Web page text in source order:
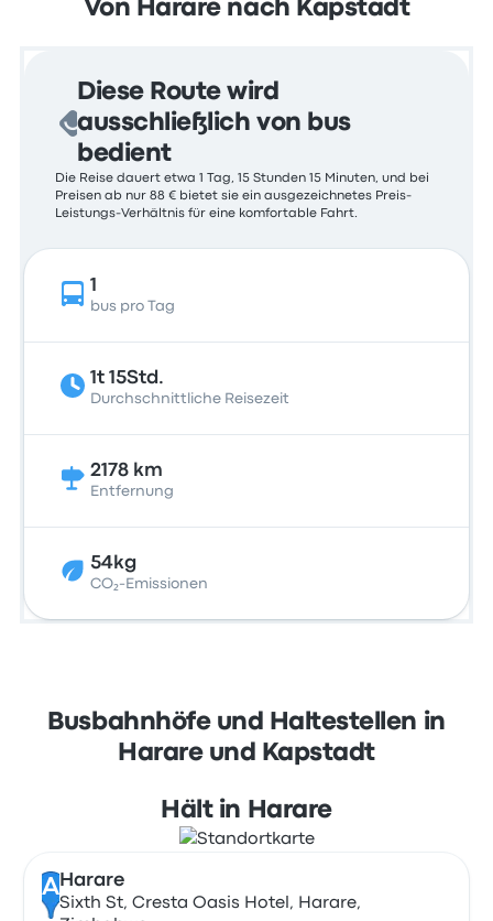
Von Harare nach Kapstadt
Diese Route wird
ausschließlich von bus
bedient
Die Reise dauert etwa 1 Tag, 15 Stunden 15 Minuten, und bei
Preisen ab nur 88 € bietet sie ein ausgezeichnetes Preis-
Leistungs-Verhältnis für eine komfortable Fahrt.
1
bus pro Tag
1t 15Std.
Durchschnittliche Reisezeit
2178 km
Entfernung
54kg
CO₂-Emissionen
Busbahnhöfe und Haltestellen in
Harare und Kapstadt
Hält in Harare
A Harare
Sixth St, Cresta Oasis Hotel, Harare,